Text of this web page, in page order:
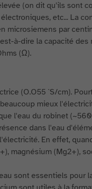
(on dit qu'ils sont
etc... La
microsiemens par
à-dire la capacité
(Ω).
(O.O55 `S/cm).
mieux
l'eau du robinet
dans l'eau
En effet,
magnésium (Mg2+),
sont essentiels pour